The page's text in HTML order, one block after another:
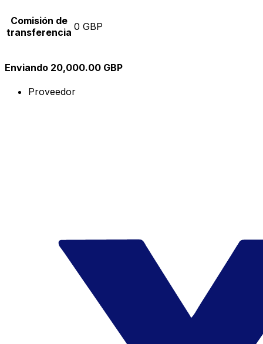
Comisión de
transferencia 0 GBP
Enviando 20,000.00 GBP
Proveedor